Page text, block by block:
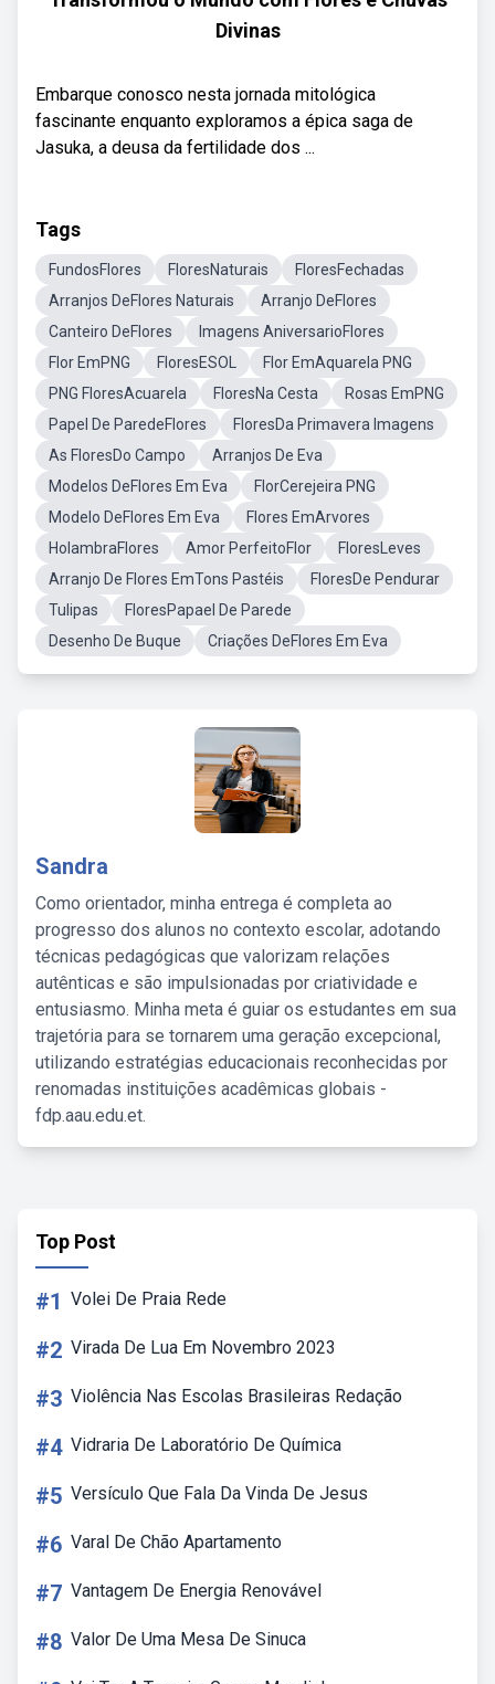
Divinas
Embarque conosco nesta jornada mitológica
fascinante enquanto exploramos a épica saga de
Jasuka, a deusa da fertilidade dos ...
Tags
FundosFlores FloresNaturais
FloresFechadas
Arranjos DeFlores Naturais
Arranjo DeFlores
Canteiro DeFlores
Imagens AniversarioFlores
Flor EmPNG
FloresESOL
Flor EmAquarela PNG
PNG FloresAcuarela
FloresNa Cesta
Rosas EmPNG
Papel De ParedeFlores
FloresDa Primavera Imagens
As FloresDo Campo
Arranjos De Eva
Modelos DeFlores Em Eva
FlorCerejeira PNG
Modelo DeFlores Em Eva
Flores EmArvores
HolambraFlores
Amor PerfeitoFlor
FloresLeves
Arranjo De Flores EmTons Pastéis
FloresDe Pendurar
Tulipas
FloresPapael De Parede
Desenho De Buque
Criações DeFlores Em Eva
Sandra
Como orientador, minha entrega é completa ao
progresso dos alunos no contexto escolar, adotando
técnicas pedagógicas que valorizam relações
autênticas e são impulsionadas por criatividade e
entusiasmo. Minha meta é guiar os estudantes em sua
trajetória para se tornarem uma geração excepcional,
utilizando estratégias educacionais reconhecidas por
renomadas instituições acadêmicas globais -
fdp.aau.edu.et.
Top Post
#1 Volei De Praia Rede
#2 Virada De Lua Em Novembro 2023
#3 Violência Nas Escolas Brasileiras Redação
#4 Vidraria De Laboratório De Química
#5 Versículo Que Fala Da Vinda De Jesus
#6 Varal De Chão Apartamento
#7 Vantagem De Energia Renovável
#8 Valor De Uma Mesa De Sinuca